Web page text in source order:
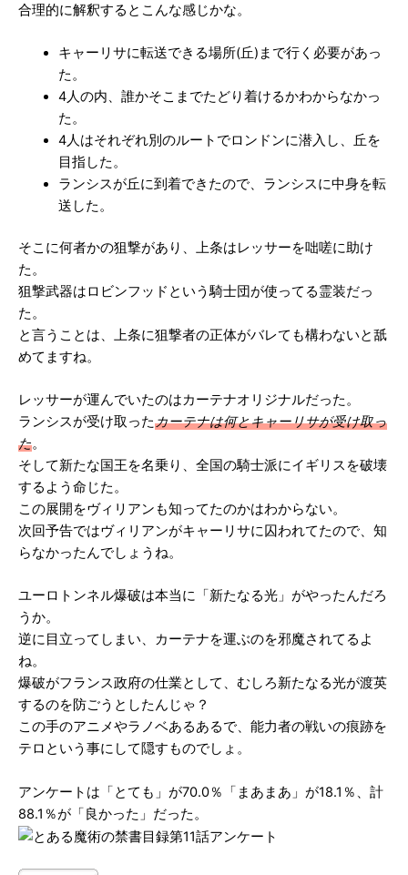
合理的に解釈するとこんな感じかな。
キャーリサに転送できる場所(丘)まで行く必要があっ
た。
4人の内、誰かそこまでたどり着けるかわからなかっ
た。
4人はそれぞれ別のルートでロンドンに潜入し、丘を
目指した。
ランシスが丘に到着できたので、ランシスに中身を転
送した。
そこに何者かの狙撃があり、上条はレッサーを咄嗟に助け
た。
狙撃武器はロビンフッドという騎士団が使ってる霊装だっ
た。
と言うことは、上条に狙撃者の正体がバレても構わないと舐
めてますね。
レッサーが運んでいたのはカーテナオリジナルだった。
ランシスが受け取ったカーテナは何とキャーリサが受け取っ
た。
そして新たな国王を名乗り、全国の騎士派にイギリスを破壊
するよう命じた。
この展開をヴィリアンも知ってたのかはわからない。
次回予告ではヴィリアンがキャーリサに囚われてたので、知
らなかったんでしょうね。
ユーロトンネル爆破は本当に「新たなる光」がやったんだろ
うか。
逆に目立ってしまい、カーテナを運ぶのを邪魔されてるよ
ね。
爆破がフランス政府の仕業として、むしろ新たなる光が渡英
するのを防ごうとしたんじゃ？
この手のアニメやラノベあるあるで、能力者の戦いの痕跡を
テロという事にして隠すものでしょ。
アンケートは「とても」が70.0％「まあまあ」が18.1％、計
88.1％が「良かった」だった。